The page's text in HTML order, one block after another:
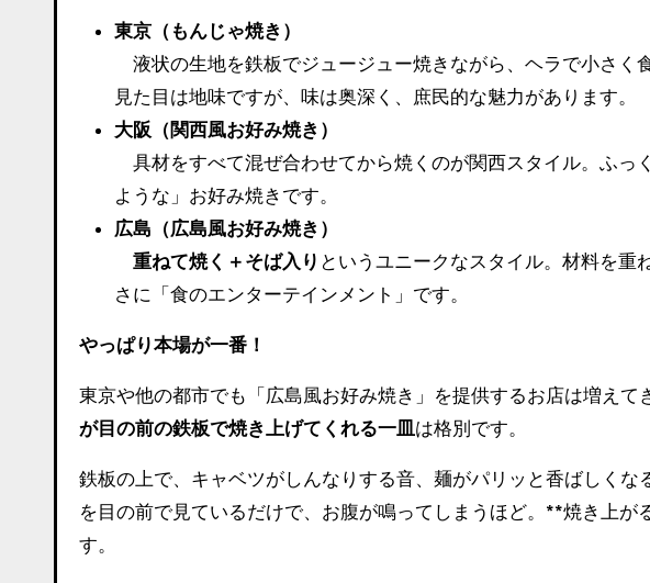
東京（もんじゃ焼き）
液状の生地を鉄板でジュージュー焼きながら、ヘラで小さく
見た目は地味ですが、味は奥深く、庶民的な魅力があります。
大阪（関西風お好み焼き）
具材をすべて混ぜ合わせてから焼くのが関西スタイル。ふっ
ような」お好み焼きです。
広島（広島風お好み焼き）
重ねて焼く＋そば入り というユニークなスタイル。材料を重
さに「食のエンターテインメント」です。
やっぱり本場が一番！
東京や他の都市でも「広島風お好み焼き」を提供するお店は増えて
が目の前の鉄板で焼き上げてくれる一皿は格別です。
鉄板の上で、キャベツがしんなりする音、麺がパリッと香ばしく
を目の前で見ているだけで、お腹が鳴ってしまうほど。**焼き上
す。